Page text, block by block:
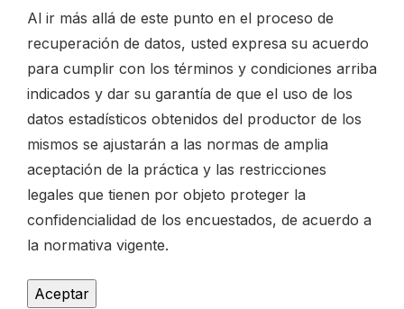
Al ir más allá de este punto en el proceso de
recuperación de datos, usted expresa su acuerdo
para cumplir con los términos y condiciones arriba
indicados y dar su garantía de que el uso de los
datos estadísticos obtenidos del productor de los
mismos se ajustarán a las normas de amplia
aceptación de la práctica y las restricciones
legales que tienen por objeto proteger la
confidencialidad de los encuestados, de acuerdo a
la normativa vigente.